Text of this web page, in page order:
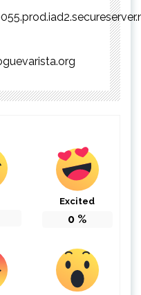
Excited
0 %